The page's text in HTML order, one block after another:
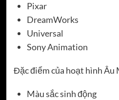
Pixar
DreamWorks
Universal
Sony Animation
Đặc điểm của hoạt hình Âu
Màu sắc sinh động